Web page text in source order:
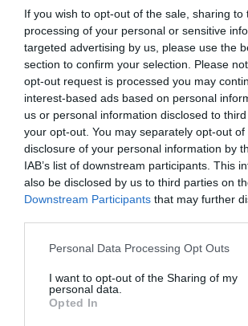
If you wish to opt-out of the sale, sharing to
processing of your personal or sensitive
targeted advertising by us, please use the
section to confirm your selection. Please
opt-out request is processed you may
interest-based ads based on personal
us or personal information disclosed to
your opt-out. You may separately opt-out
disclosure of your personal information by
IAB’s list of downstream participants. This
also be disclosed by us to third parties on
Downstream Participants that may further
Personal Data Processing Opt Outs
I want to opt-out of the Sharing of my
personal data.
Opted In
καταστηματάρχες..
Η DOTSOFT στα πλαίσια του έργου
Δήμο Νότιας Κυνουρίας συνολικά
φόρτισης ηλεκτρικών οχημάτων, 2
και 2 επιτοίχιους.
Το έργο αναμένεται να ολοκληρωθεί
2024. Φορέας χρηματοδότησης είναι
Ανάπτυξης και Επενδύσεων. Η
(Ευρωπαϊκό Ταμείο Περιφερειακής
από εθνικούς πόρους μέσω του
Δημοσίων Επενδύσεων.